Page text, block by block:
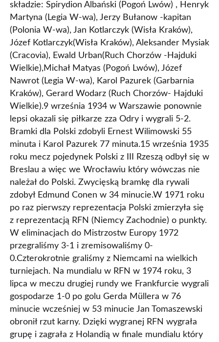
składzie: Spirydion Albański (Pogoń Lwów) , Henryk
Martyna (Legia W-wa), Jerzy Bułanow -kapitan
(Polonia W-wa), Jan Kotlarczyk (Wisła Kraków),
Józef Kotlarczyk(Wisła Kraków), Aleksander Mysiak
(Cracovia), Ewald Urban(Ruch Chorzów -Hajduki
Wielkie),Michał Matyas (Pogoń Lwów), Józef
Nawrot (Legia W-wa), Karol Pazurek (Garbarnia
Kraków), Gerard Wodarz (Ruch Chorzów- Hajduki
Wielkie).9 września 1934 w Warszawie ponownie
lepsi okazali się piłkarze zza Odry i wygrali 5-2.
Bramki dla Polski zdobyli Ernest Wilimowski 55
minuta i Karol Pazurek 77 minuta.15 września 1935
roku mecz pojedynek Polski z III Rzeszą odbył się w
Breslau a więc we Wrocławiu który wówczas nie
należał do Polski. Zwycięską bramkę dla rywali
zdobył Edmund Conen w 34 minucie.W 1971 roku
po raz pierwszy reprezentacja Polski zmierzyła się
z reprezentacją RFN (Niemcy Zachodnie) o punkty.
W eliminacjach do Mistrzostw Europy 1972
przegraliśmy 3-1 i zremisowaliśmy 0-
0.Czterokrotnie graliśmy z Niemcami na wielkich
turniejach. Na mundialu w RFN w 1974 roku, 3
lipca w meczu drugiej rundy we Frankfurcie wygrali
gospodarze 1-0 po golu Gerda Müllera w 76
minucie wcześniej w 53 minucie Jan Tomaszewski
obronił rzut karny. Dzięki wygranej RFN wygrała
grupę i zagrała z Holandią w finale mundialu który